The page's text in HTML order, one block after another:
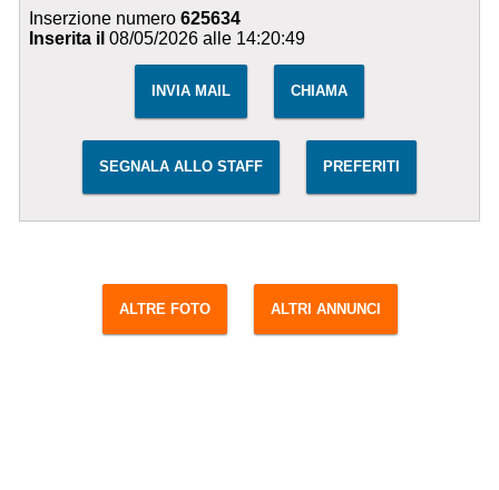
Inserzione numero625634
Inserita il 08/05/2026 alle 14:20:49
INVIA MAIL CHIAMA
SEGNALA ALLO STAFF PREFERITI
ALTRE FOTO ALTRI ANNUNCI